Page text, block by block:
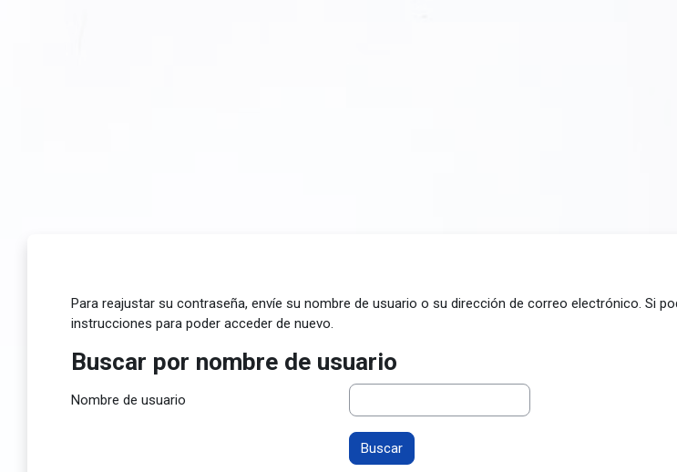
Para reajustar su contraseña, envíe su nombre de usuario o su dirección de correo electrónico. Si
instrucciones para poder acceder de nuevo.
Buscar por nombre de usuario
Buscar por nombre de usuario
Nombre de usuario